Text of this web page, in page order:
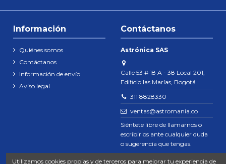
Información
Quiénes somos
Contáctanos
Información de envío
Aviso legal
Contáctanos
Astrónica SAS
Calle 53 # 18 A - 38 Local 201,
Edificio las Marías, Bogotá
311 8828330
ventas@astromania.co
Siéntete libre de llamarnos o
escribirlos ante cualquier duda
o sugerencia que tengas.
Utilizamos cookies propias y de terceros para mejorar tu experiencia de